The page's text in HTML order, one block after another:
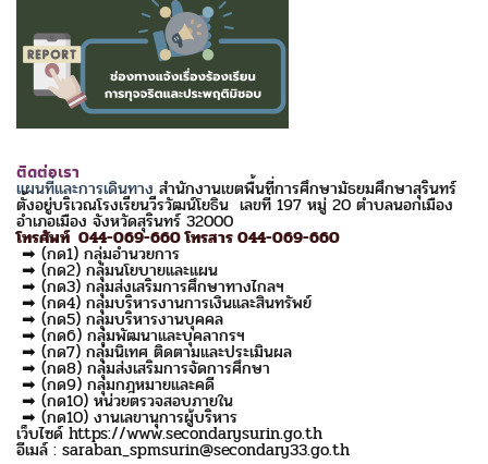
ติดต่อเรา
แผนที่และการเดินทาง สำนักงานเขตพื้นที่การศึกษามัธยมศึกษาสุรินทร์
ตั้งอยู่บริเวณโรงเรียนวีรวัฒน์โยธิน เลขที่ 197 หมู่ 20 ตำบลนอกเมือง
อำเภอเมือง จังหวัดสุรินทร์ 32000
โทรศัพท์ 044-069-660 โทรสาร 044-069-660
➡ (กด1) กลุ่มอำนวยการ
➡ (กด2) กลุ่มนโยบายและแผน
➡ (กด3) กลุ่มส่งเสริมการศึกษาทางไกลฯ
➡ (กด4) กลุ่มบริหารงานการเงินและสินทรัพย์
➡ (กด5) กลุ่มบริหารงานบุคคล
➡ (กด6) กลุ่มพัฒนาและบุคลากรฯ
➡ (กด7) กลุ่มนิเทศ ติดตามและประเมินผล
➡ (กด8) กลุ่มส่งเสริมการจัดการศึกษา
➡ (กด9) กลุ่มกฎหมายและคดี
➡ (กด10) หน่วยตรวจสอบภายใน
➡ (กด10) งานเลขานุการผู้บริหาร
เว็บไซด์ https://www.secondarysurin.go.th
อีเมล์ : saraban_spmsurin@secondary33.go.th